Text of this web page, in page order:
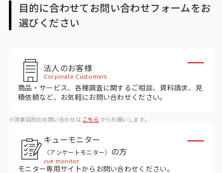
トップ
サービストップ
マーケティングリサーチ
マーケティング支援
マーケティングDX
目的に合わせてお問い合わせフォームをお
選びください
法人のお客様
Corporate Customers
商品・サービス、各種調査に関するご相談、資料請求、見
積依頼など、お気軽にお問い合わせください。
※営業目的のお問い合わせは こちら からお願いします。
キューモニター
（アンケートモニター） の方
cue monitor
モニター専用サイトからお問い合わせください。